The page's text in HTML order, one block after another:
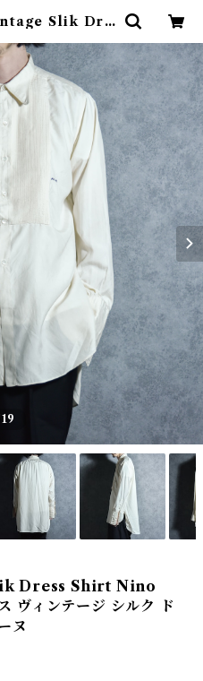
Slik Dre
テージ シルク ド
ォンテーヌ | m
ークアンドカラ
)
Dress Shirt Nino
ィンテージ シルク ド
ヌ